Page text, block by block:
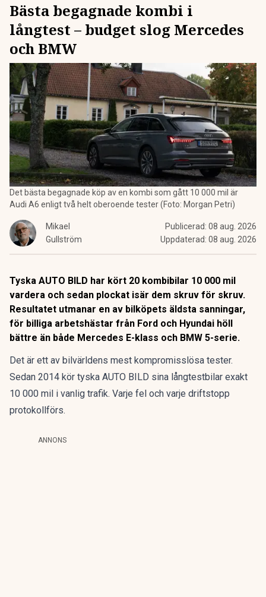
Bästa begagnade kombi i
långtest – budget slog Mercedes
och BMW
Det bästa begagnade köp av en kombi som gått 10 000 mil är
Audi A6 enligt två helt oberoende tester (Foto: Morgan Petri)
Mikael
Gullström
Publicerad: 08 aug. 2026
Uppdaterad: 08 aug. 2026
Tyska AUTO BILD har kört 20 kombibilar 10 000 mil
vardera och sedan plockat isär dem skruv för skruv.
Resultatet utmanar en av bilköpets äldsta sanningar,
för billiga arbetshästar från Ford och Hyundai höll
bättre än både Mercedes E-klass och BMW 5-serie.
Det är ett av bilvärldens mest kompromisslösa tester.
Sedan 2014 kör tyska AUTO BILD sina långtestbilar exakt
10 000 mil i vanlig trafik. Varje fel och varje driftstopp
protokollförs.
ANNONS